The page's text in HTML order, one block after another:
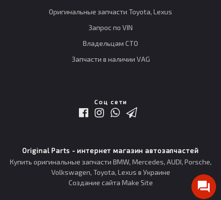
Оригинальные запчасти Toyota, Lexus
Запрос по VIN
Владельцам СТО
Запчасти в наличии VAG
Соц сети
Original Parts - интернет магазин автозапчастей
Купить оригинальные запчасти BMW, Mercedes, AUDI, Porsche,
Volkswagen, Toyota, Lexus в Украине
Создание сайта Make Site